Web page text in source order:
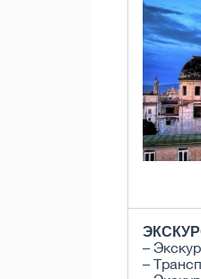
–
–